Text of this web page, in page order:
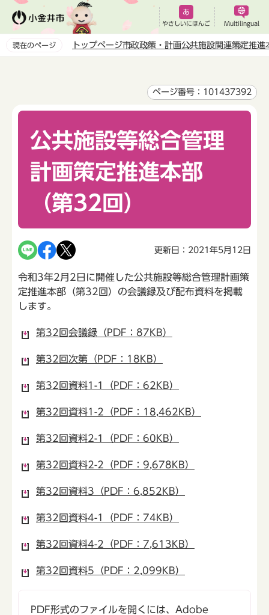
ペ
やさしいにほんご Multilingual
現在のページ トップページ市政政策・計画公共施設関連策定推進
ページ番号：101437392
公共施設等総合管理
計画策定推進本部
（第32回）
更新日：2021年5月12日
令和3年2月2日に開催した公共施設等総合管理計画策
定推進本部（第32回）の会議録及び配布資料を掲載
します。
第32回会議録（PDF：87KB）
第32回次第（PDF：18KB）
第32回資料1-1（PDF：62KB）
第32回資料1-2（PDF：18,462KB）
第32回資料2-1（PDF：60KB）
第32回資料2-2（PDF：9,678KB）
第32回資料3（PDF：6,852KB）
第32回資料4-1（PDF：74KB）
第32回資料4-2（PDF：7,613KB）
第32回資料5（PDF：2,099KB）
PDF形式のファイルを開くには、Adobe